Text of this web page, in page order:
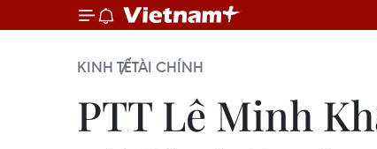
KINH TẾTÀI CHÍNH
PTT Lê Minh